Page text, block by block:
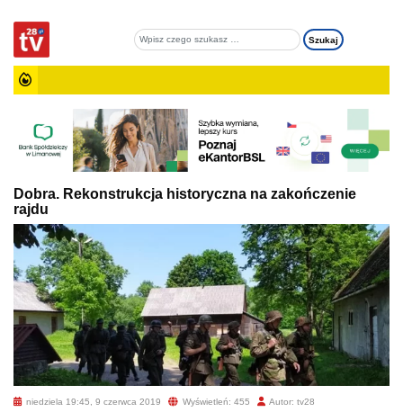
Dobra. Rekonstrukcja historyczna na zakończenie
rajdu
niedziela 19:45, 9 czerwca 2019 Wyświetleń: 455 Autor: tv28